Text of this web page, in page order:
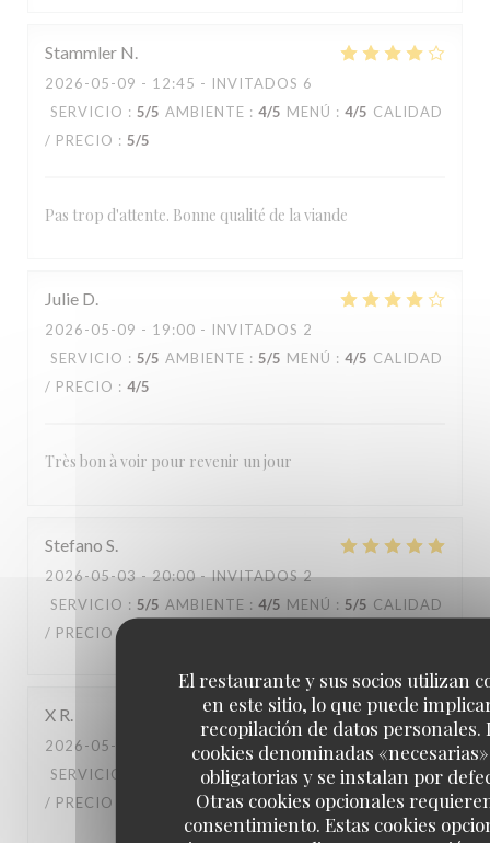
El restaurante y sus socios utilizan
en este sitio, lo que puede
recopilación de datos personales.
cookies denominadas
obligatorias y se instalan por
Otras cookies opcionales
consentimiento. Estas cookies
Stammler N
2026-05-09 - 12:45 - INVITADOS 6
SERVICIO : 5/5 AMBIENTE : 4/5 MENÚ : 4/5 CALIDAD
/ PRECIO : 5/5
Pas trop d'attente. Bonne qualité de la viande
Julie D
2026-05-09 - 19:00 - INVITADOS 2
SERVICIO : 5/5 AMBIENTE : 5/5 MENÚ : 4/5 CALIDAD
/ PRECIO : 4/5
Très bon à voir pour revenir un jour
Stefano S
2026-05-03- 20:00 - INVITADOS 2
SERVICIO : 5/5 AMBIENTE : 4/5 MENÚ : 5/5 CALIDAD
/ PRECIO :
X R
2026-05-02
- 20:30 - INVITADOS 2
SERVICIO
AMBIENTE: 5/5 MENÚ: 5/5 CALIDAD
/ PRECIO